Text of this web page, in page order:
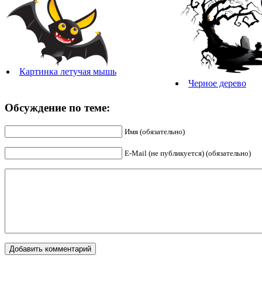
Картинка летучая мышь
Черное дерево
Обсуждение по теме:
Имя (обязательно)
E-Mail (не публикуется) (обязательно)